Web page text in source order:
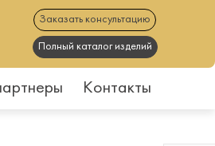
Заказать консультацию
Полный каталог изделий
Контакты